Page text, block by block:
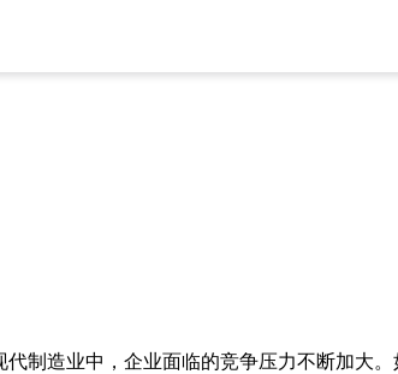
代制造业中，企业面临的竞争压力不断加大